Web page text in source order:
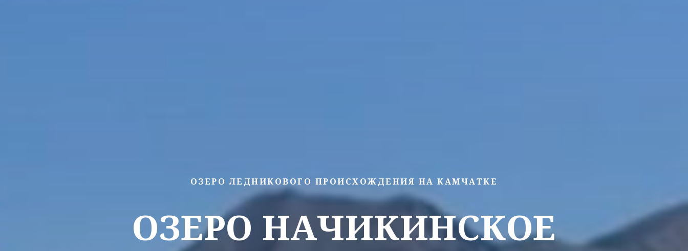
ОЗЕРО ЛЕДНИКОВОГО ПРОИСХОЖДЕНИЯ НА КАМЧАТКЕ
ОЗЕРО НАЧИКИНСКОЕ